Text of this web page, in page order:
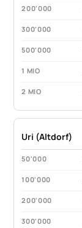
Uri (Altdorf)